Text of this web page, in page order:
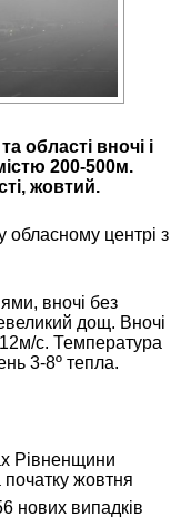
області вночі і
200-500м.
жовтий.
обласному центрі з
вночі без
дощ. Вночі
12м/с. Температура
3-8º тепла.
Рівненщини
початку жовтня
нових випадків